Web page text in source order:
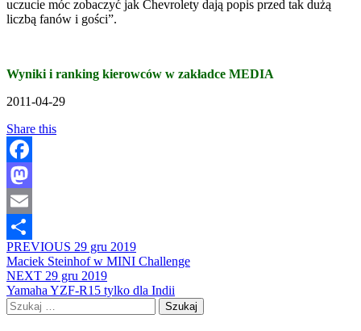
uczucie móc zobaczyć jak Chevrolety dają popis przed tak dużą
liczbą fanów i gości”.
Wyniki i ranking kierowców w zakładce MEDIA
2011-04-29
Share this
Facebook
Mastodon
Email
Share
PREVIOUS 29 gru 2019
Maciek Steinhof w MINI Challenge
NEXT 29 gru 2019
Yamaha YZF-R15 tylko dla Indii
Szukaj: